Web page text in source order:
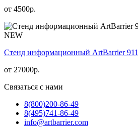
от 4500р.
NEW
Стенд информационный АrtBarrier
от 27000р.
Связаться с нами
8(800)200-86-49
8(495)741-86-49
info@artbarrier.com